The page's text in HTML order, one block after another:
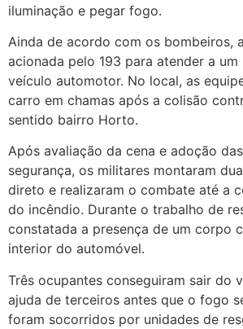
iluminação e pegar fogo.
Ainda de acordo com os bombeiros,
acionada pelo 193 para atender a um
veículo automotor. No local, as
carro em chamas após a colisão
sentido bairro Horto.
Após avaliação da cena e adoção
segurança, os militares montaram
direto e realizaram o combate até a
do incêndio. Durante o trabalho de
constatada a presença de um corpo
interior do automóvel.
Três ocupantes conseguiram sair do
ajuda de terceiros antes que o fogo
foram socorridos por unidades de